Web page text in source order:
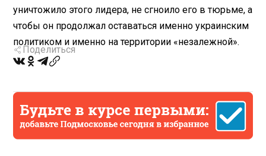
уничтожило этого лидера, не сгноило его в тюрьме, а
чтобы он продолжал оставаться именно украинским
политиком и именно на территории «незалежной».
Поделиться